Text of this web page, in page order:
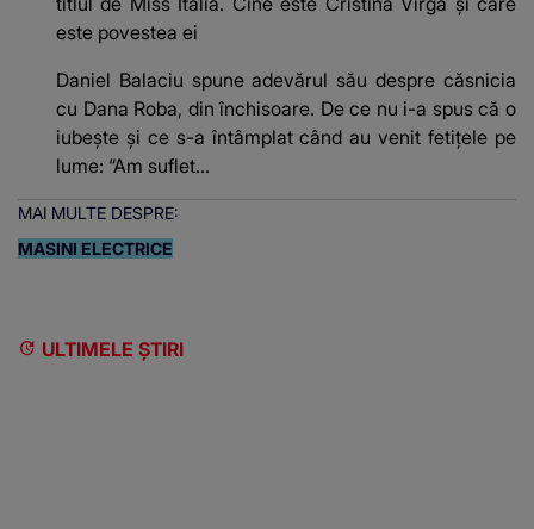
este povestea ei
Daniel Balaciu spune adevărul său despre căsnicia
cu Dana Roba, din închisoare. De ce nu i-a spus că o
iubește și ce s-a întâmplat când au venit fetițele pe
lume: “Am suflet...
MAI MULTE DESPRE:
MASINI ELECTRICE
ULTIMELE ȘTIRI